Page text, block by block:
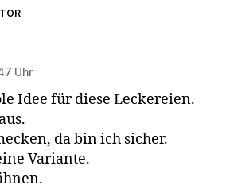
Uhr
Idee für diese Leckereien.
da bin ich sicher.
Variante.